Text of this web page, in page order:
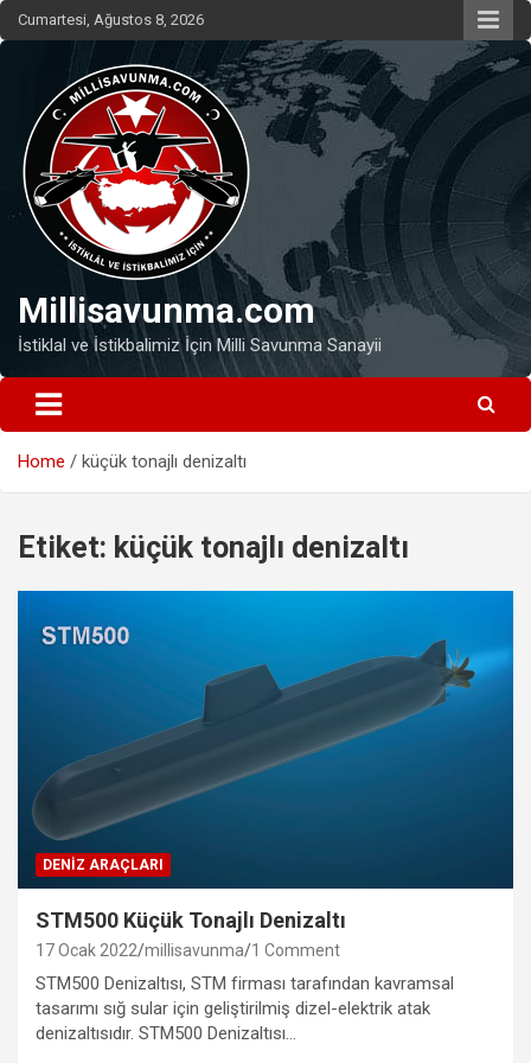
Skip
to
Cumartesi, Ağustos 8, 2026
Millisavunma.com
İstiklal ve İstikbalimiz İçin Milli Savunma Sanayii
Home küçük tonajlı denizaltı
Etiket: küçük tonajlı denizaltı
DENIZ ARAÇLARI
STM500 Küçük Tonajlı Denizaltı
17 Ocak 2022 millisavunma 1 Comment
STM500 Denizaltısı, STM firması tarafından kavramsal
tasarımı sığ sular için geliştirilmiş dizel-elektrik atak
denizaltısıdır. STM500 Denizaltısı…